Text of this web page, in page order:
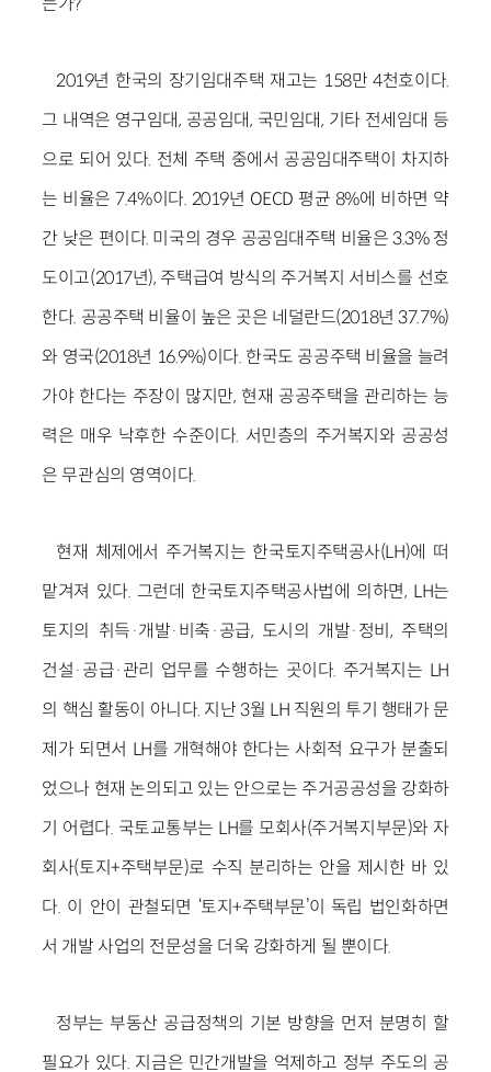
2019년 한국의 장기임대주택 재고는 158만 4천호이다.
그 내역은 영구임대, 공공임대, 국민임대, 기타 전세임대 등
으로 되어 있다. 전체 주택 중에서 공공임대주택이 차지하
는 비율은 7.4%이다. 2019년 OECD 평균 8%에 비하면 약
간 낮은 편이다. 미국의 경우 공공임대주택 비율은 3.3% 정
도이고(2017년), 주택급여 방식의 주거복지 서비스를 선호
한다. 공공주택 비율이 높은 곳은 네덜란드(2018년 37.7%)
와 영국(2018년 16.9%)이다. 한국도 공공주택 비율을 늘려
가야 한다는 주장이 많지만, 현재 공공주택을 관리하는 능
력은 매우 낙후한 수준이다. 서민층의 주거복지와 공공성
은 무관심의 영역이다.
현재 체제에서 주거복지는 한국토지주택공사(LH)에 떠
맡겨져 있다. 그런데 한국토지주택공사법에 의하면, LH는
토지의 취득·개발·비축·공급, 도시의 개발·정비, 주택의
건설·공급·관리 업무를 수행하는 곳이다. 주거복지는 LH
의 핵심 활동이 아니다. 지난 3월 LH 직원의 투기 행태가 문
제가 되면서 LH를 개혁해야 한다는 사회적 요구가 분출되
었으나 현재 논의되고 있는 안으로는 주거공공성을 강화하
기 어렵다. 국토교통부는 LH를 모회사(주거복지부문)와 자
회사(토지+주택부문)로 수직 분리하는 안을 제시한 바 있
다. 이 안이 관철되면 ‘토지+주택부문’이 독립 법인화하면
서 개발 사업의 전문성을 더욱 강화하게 될 뿐이다.
정부는 부동산 공급정책의 기본 방향을 먼저 분명히 할
필요가 있다. 지금은 민간개발을 억제하고 정부 주도의 공